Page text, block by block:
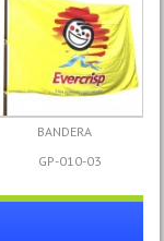
BANDERA
GP-010-03